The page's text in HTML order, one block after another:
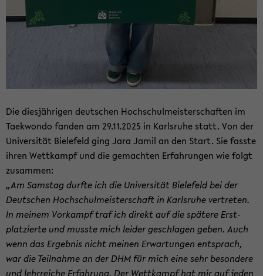
Die dies­jäh­ri­gen deut­schen Hoch­schul­meis­ter­schaf­ten im
Tae­kwon­do fan­den am 29.11.2025 in Karls­ru­he statt. Von der
Uni­ver­si­tät Bie­le­feld ging Jara Jamil an den Start. Sie fass­te
ihren Wett­kampf und die ge­mach­ten Er­fah­run­gen wie folgt
zu­sam­men:
„Am Sams­tag durf­te ich die Uni­ver­si­tät Bie­le­feld bei der
Deut­schen Hoch­schul­meis­ter­schaft in Karls­ru­he ver­tre­ten.
In mei­nem Vor­kampf traf ich di­rekt auf die spä­te­re Erst­
plat­zier­te und muss­te mich lei­der ge­schla­gen geben. Auch
wenn das Er­geb­nis nicht mei­nen Er­war­tun­gen ent­sprach,
war die Teil­nah­me an der DHM für mich eine sehr be­son­de­re
und lehr­rei­che Er­fah­rung. Der Wett­kampf hat mir auf jeden